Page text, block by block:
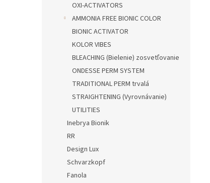
OXI-ACTIVATORS
AMMONIA FREE BIONIC COLOR
BIONIC ACTIVATOR
KOLOR VIBES
BLEACHING (Bielenie) zosvetľovanie
ONDESSE PERM SYSTEM
TRADITIONAL PERM trvalá
STRAIGHTENING (Vyrovnávanie)
UTILITIES
Inebrya Bionik
RR
Design Lux
Schvarzkopf
Fanola